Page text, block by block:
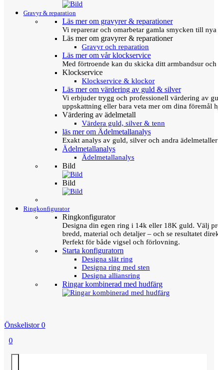
Gravyr & reparation
Läs mer om gravyrer & reparationer
Vi reparerar och omarbetar gamla smycken till
Läs mer om gravyrer & reparationer
Gravyr och reparation
Läs mer om vår klockservice
Med förtroende kan du skicka ditt armbandsur
Klockservice
Klockservice & klockor
Läs mer om värdering av guld & silver
Vi erbjuder trygg och professionell värdering av
uppskattning eller bara veta mer om dina föremål
Värdering av ädelmetall
Värdera guld, silver & tenn
läs mer om Ädelmetallanalys
Exakt analys av guld, silver och andra
Ädelmetallanalys
Ädelmetallanalys
Bild
Bild
Ringkonfigurator
Ringkonfigurator
Designa din egen ring i 14k eller 18K guld. Välj
bredd, material och detaljer – och se resultatet
Perfekt för både vigsel och förlovning.
Starta konfiguratorn
Designa slät ring
Designa ring med sten
Designa alliansring
Ringar kombinerad med hudfärg
Önskelistor 0
0